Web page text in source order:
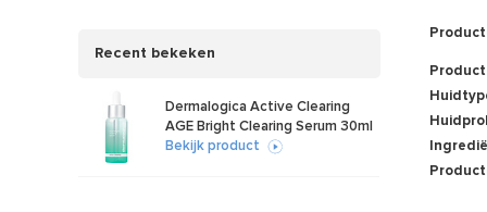
Recent bekeken
Dermalogica Active Clearing
AGE Bright Clearing Serum 30ml
Bekijk product